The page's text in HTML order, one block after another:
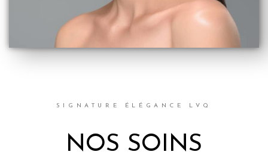
SIGNATURE ÉLÉGANCE LVQ
NOS SOINS